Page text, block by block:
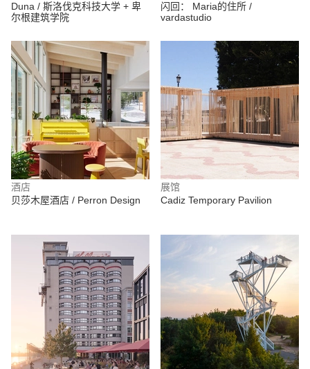
Duna / 斯洛伐克科技大学 + 卑
尔根建筑学院
闪回： Maria的住所 /
vardastudio
酒店
贝莎木屋酒店 / Perron Design
展馆
Cadiz Temporary Pavilion